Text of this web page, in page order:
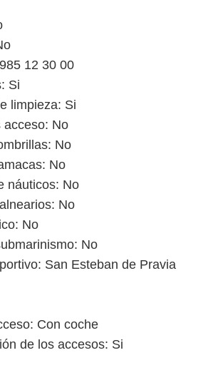
12 30 00
Si
limpieza: Si
acceso: No
No
No
náuticos: No
No
No
No
San Esteban de Pravia
Con coche
de los accesos: Si